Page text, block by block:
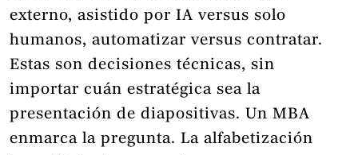
externo, asistido por IA versus solo
humanos, automatizar versus contratar.
Estas son decisiones técnicas, sin
importar cuán estratégica sea la
presentación de diapositivas. Un MBA
enmarca la pregunta. La alfabetización